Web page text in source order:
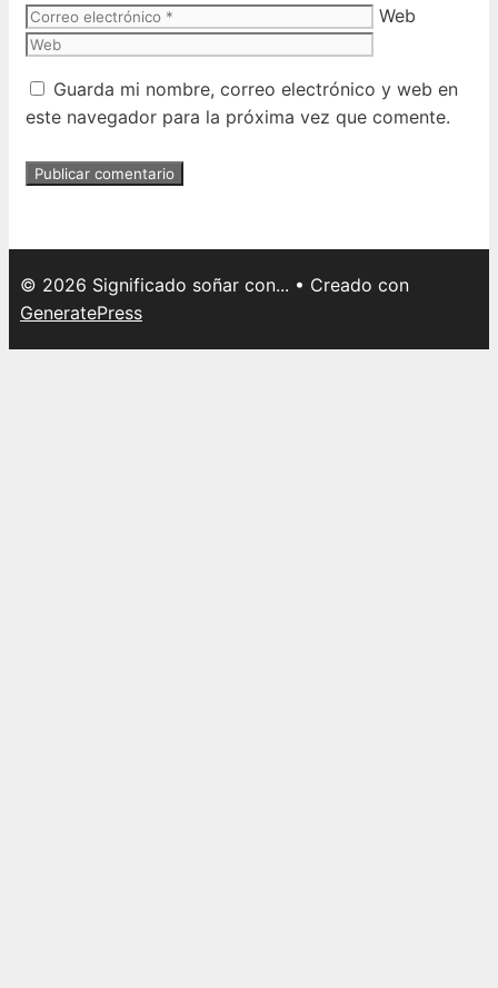
Web
Guarda mi nombre, correo electrónico y web en
este navegador para la próxima vez que comente.
© 2026 Significado soñar con... • Creado con
GeneratePress